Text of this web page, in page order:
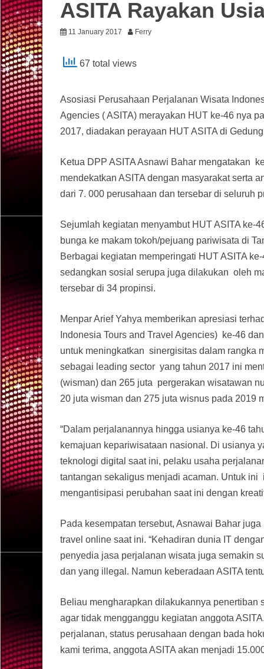
ASITA Rayakan
11 January 2017 Ferry
67 total views
Asosiasi Perusahaan Perjalanan Wisata
Agencies ( ASITA) merayakan HUT ke-46 nya
2017, diadakan perayaan HUT ASITA di
Ketua DPP ASITA Asnawi Bahar mengatakan
mendekatkan ASITA dengan masyarakat serta
dari 7. 000 perusahaan dan tersebar di seluruh
Sejumlah kegiatan menyambut HUT ASITA ke-
bunga ke makam tokoh/pejuang pariwisata di
Berbagai kegiatan memperingati HUT ASITA
sedangkan sosial serupa juga dilakukan oleh
tersebar di 34 propinsi.
Menpar Arief Yahya memberikan apresiasi
Indonesia Tours and Travel Agencies) ke-46
untuk meningkatkan sinergisitas dalam rangka
sebagai leading sector yang tahun 2017 ini
(wisman) dan 265 juta pergerakan wisatawan
20 juta wisman dan 275 juta wisnus pada 2019
“Dalam perjalanannya hingga usianya ke-46
kemajuan kepariwisataan nasional. Di usianya
teknologi digital saat ini, pelaku usaha
tantangan sekaligus menjadi acaman. Untuk
mengantisipasi perubahan saat ini dengan
Pada kesempatan tersebut, Asnawai Bahar
travel online saat ini. “Kehadiran dunia IT
penyedia jasa perjalanan wisata juga semakin
dan yang illegal. Namun keberadaan ASITA
Beliau mengharapkan dilakukannya
agar tidak mengganggu kegiatan anggota
perjalanan, status perusahaan dengan bada
kami terima, anggota ASITA akan menjadi